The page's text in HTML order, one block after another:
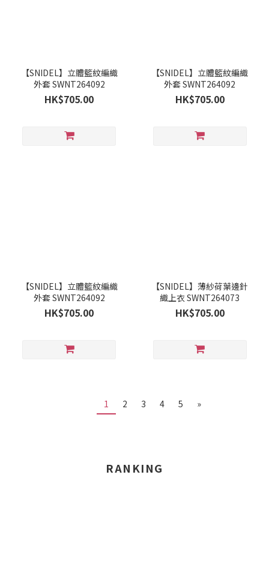
【SNIDEL】立體籃紋編織
外套 SWNT264092
HK$705.00
【SNIDEL】立體籃紋編織
外套 SWNT264092
HK$705.00
【SNIDEL】立體籃紋編織
外套 SWNT264092
HK$705.00
【SNIDEL】薄紗荷葉邊針
織上衣 SWNT264073
HK$705.00
1 2 3 4 5 »
RANKING